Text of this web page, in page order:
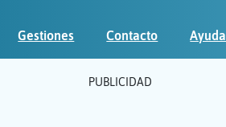
Gestiones Contacto Ayuda
PUBLICIDAD